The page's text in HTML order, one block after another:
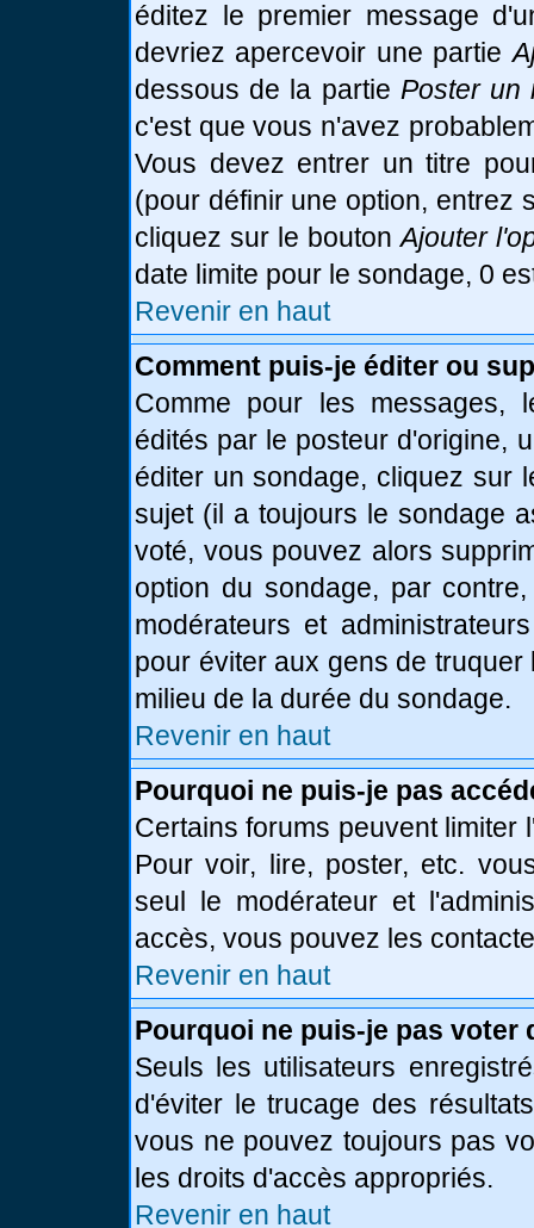
éditez le premier message
devriez apercevoir une partie
dessous de la partie Poster un
c'est que vous n'avez
Vous devez entrer un titre
(pour définir une option, entrez
cliquez sur le boutonAjouter
date limite pour le sondage, 0
Revenir en haut
Comment puis-je éditer ou
Comme pour les messages,
édités par le posteur d'origine,
éditer un sondage, cliquez sur
sujet (il a toujours le sondage
voté, vous pouvez alors
option du sondage, par
modérateurs et
pour éviter aux gens de
milieu de la durée du sondage.
Revenir en haut
Pourquoi ne puis-je pas
Certains forums peuvent limiter
Pour voir, lire, poster, etc.
seul le modérateur et
accès, vous pouvez les
Revenir en haut
Pourquoi ne puis-je pas voter
Seuls les utilisateurs
d'éviter le trucage des
vous ne pouvez toujours pas
les droits d'accès appropriés.
Revenir en haut